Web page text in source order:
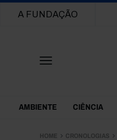
Main navigation
A FUNDAÇÃO
Themes Menu
AMBIENTE CIÊNCIA
HOME CRONOLOGIAS